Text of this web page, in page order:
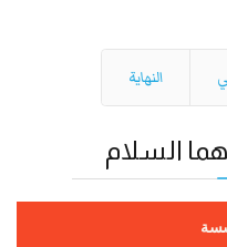
النهاية
السلام